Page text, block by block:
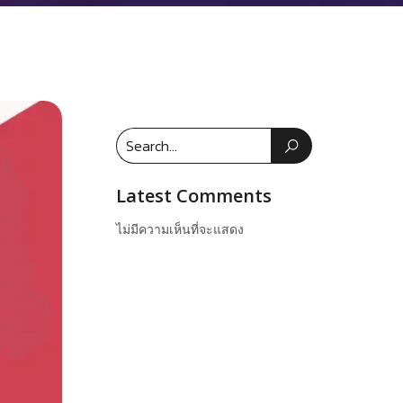
Latest Comments
ไม่มีความเห็นที่จะแสดง